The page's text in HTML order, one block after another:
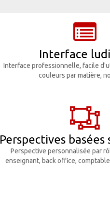
Interface
Interface professionnelle, facile
couleurs par matière,
Perspectives basées
Perspective personnalisée par
enseignant, back office,